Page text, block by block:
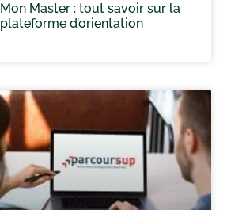
Mon Master : tout savoir sur la
plateforme d’orientation